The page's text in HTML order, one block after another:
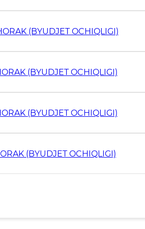
(BYUDJET OCHIQLIGI)
(BYUDJET OCHIQLIGI)
(BYUDJET OCHIQLIGI)
(BYUDJET OCHIQLIGI)